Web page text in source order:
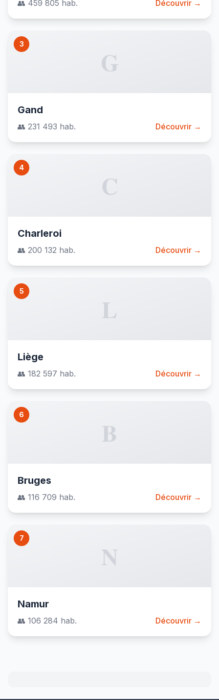
👥 459 805 hab. Découvrir →
3
G
Gand
👥 231 493 hab. Découvrir →
4
C
Charleroi
👥 200 132 hab. Découvrir →
5
L
Liège
👥 182 597 hab. Découvrir →
6
B
Bruges
👥 116 709 hab. Découvrir →
7
N
Namur
👥 106 284 hab. Découvrir →